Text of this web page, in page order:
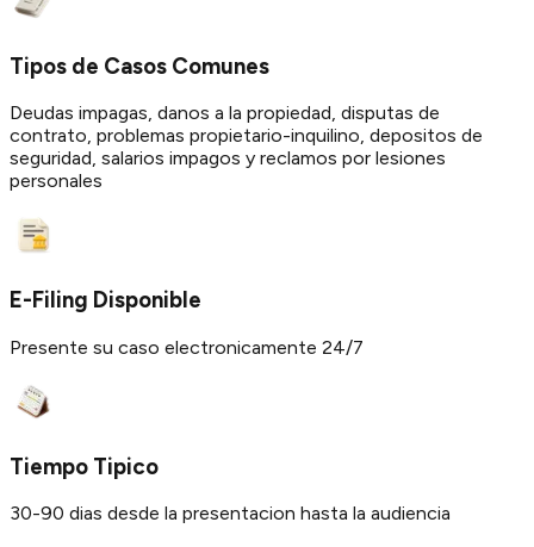
Tipos de Casos Comunes
Deudas impagas, danos a la propiedad, disputas de
contrato, problemas propietario-inquilino, depositos de
seguridad, salarios impagos y reclamos por lesiones
personales
E-Filing Disponible
Presente su caso electronicamente 24/7
Tiempo Tipico
30-90 dias desde la presentacion hasta la audiencia